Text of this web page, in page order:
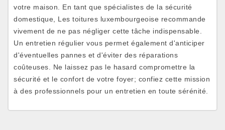
votre maison. En tant que spécialistes de la sécurité
domestique, Les toitures luxembourgeoise recommande
vivement de ne pas négliger cette tâche indispensable.
Un entretien régulier vous permet également d'anticiper
d'éventuelles pannes et d'éviter des réparations
coûteuses. Ne laissez pas le hasard compromettre la
sécurité et le confort de votre foyer; confiez cette mission
à des professionnels pour un entretien en toute sérénité.